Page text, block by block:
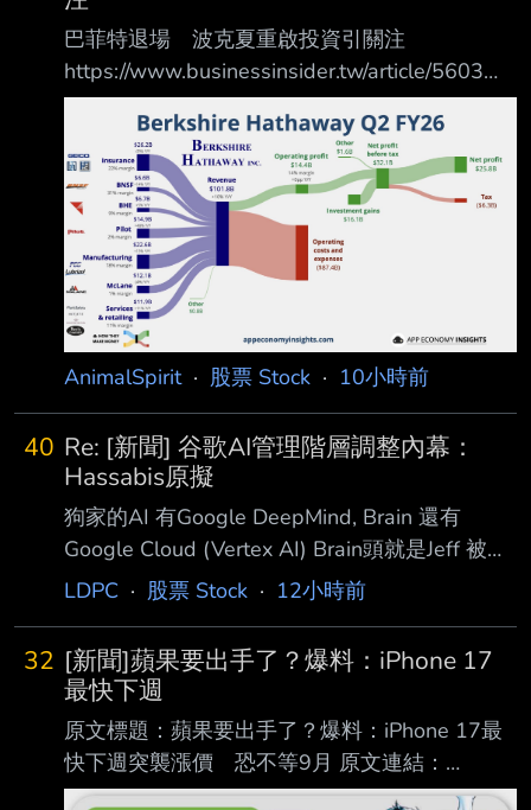
巴菲特退場 波克夏重啟投資引關注
https://www.businessinsider.tw/article/5603
Aug 08, 2026, 06:22 PM Lauren Edmonds 波
克夏新任執行長阿貝爾一改巴菲特囤積現金策
略。最新財報揭示，公司龐大現金儲備已用 於
回購股票與投資，標誌著策略由守轉攻，進入新
篇章。 在擔任波克夏海瑟威執行長的最後幾
年，華倫・巴菲特大量囤積現金。 在巴菲特於
今年稍早退休之前，公司手頭現金接近 4,000 億
美元。 如今，新任執行長葛瑞格・阿貝爾
（Greg Ab
AnimalSpirit· 股票 Stock · 10小時前
40 Re: [新聞] 谷歌AI管理階層調整內幕：
Hassabis原擬
狗家的AI 有Google DeepMind, Brain 還有
Google Cloud (Vertex AI) Brain頭就是Jeff 被
DeepMind Demis重組Hassabis帶後 Jeff就權力
家後 pre-train部門要求更多算力把一堆post-
train (*pre-train決定了foundation model基礎
post-train決定模型有多聰明)卡搶走 造就post-
train人沒卡可用 跑去帶老婆放假 @@ 本以為要
憋大招
LDPC · 股票 Stock · 12小時前
32 [新聞]蘋果要出手了？爆料：iPhone 17
最快下週
原文標題：蘋果要出手了？爆料：iPhone 17最
快下週突襲漲價 恐不等9月 原文連結：
https://3c.ltn.com.tw/news/67137 發布時間：